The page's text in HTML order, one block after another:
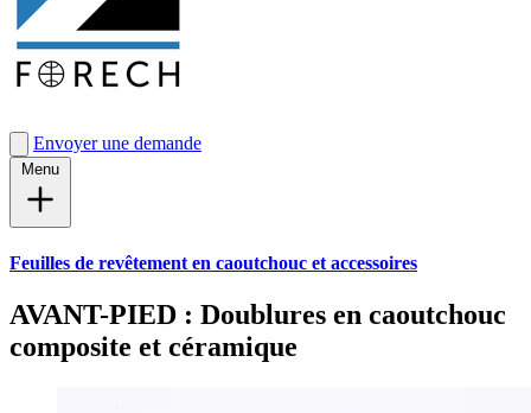
Envoyer une demande
Feuilles de revêtement en caoutchouc et accessoires
AVANT-PIED : Doublures en caoutchouc
composite et céramique